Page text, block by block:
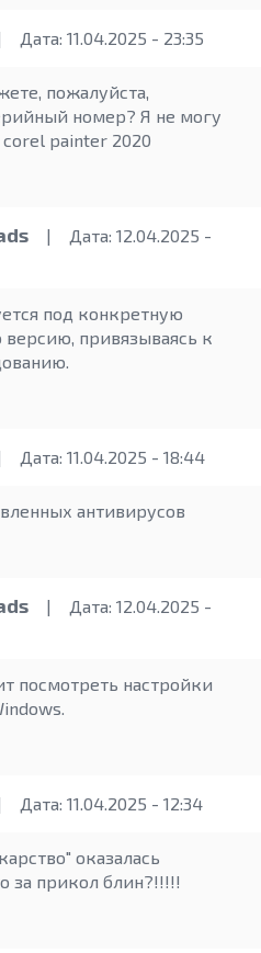
Дата: 11.04.2025 - 23:35
пожалуйста,
номер? Я не могу
painter 2020
|
Дата: 12.04.2025 -
под конкретную
версию, привязываясь к
Дата: 11.04.2025 - 18:44
антивирусов
|
Дата: 12.04.2025 -
посмотреть настройки
Дата: 11.04.2025 - 12:34
оказалась
за прикол блин?!!!!!